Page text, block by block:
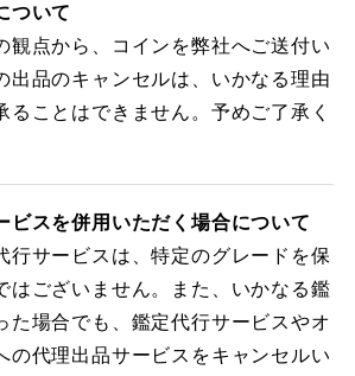
ついて
観点から、コインを弊社へご送付い
出品のキャンセルは、いかなる理由
ることはできません。予めご了承く
ビスを併用いただく場合について
行サービスは、特定のグレードを保
はございません。また、いかなる鑑
た場合でも、鑑定代行サービスやオ
の代理出品サービスをキャンセルい